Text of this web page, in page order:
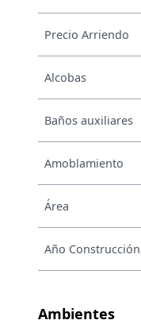
Precio Arriendo
Alcobas
Baños auxiliares
Amoblamiento
Área
Año Construcción
Ambientes